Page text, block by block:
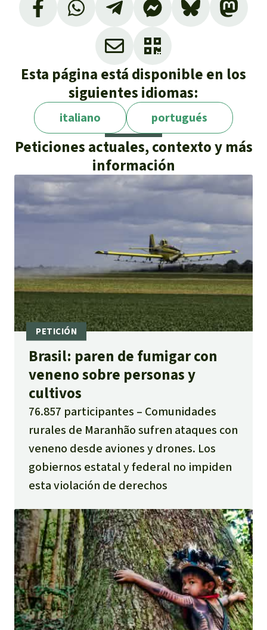
Esta página está disponible en los
siguientes idiomas:
italiano portugués
Peticiones actuales, contexto y más
información
Brasil: paren de fumigar con
veneno sobre personas y
cultivos
76.857 participantes
Comunidades
rurales de Maranhão sufren ataques con
veneno desde aviones y drones. Los
gobiernos estatal y federal no impiden
esta violación de derechos